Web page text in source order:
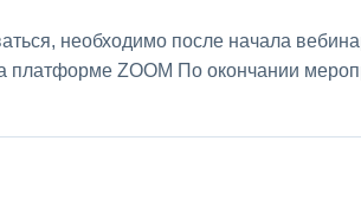
необходимо после начала
платформе ZOOM По окончании